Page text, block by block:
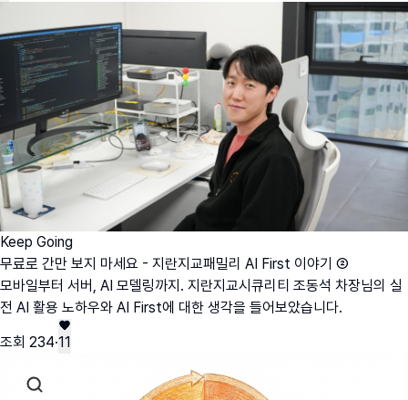
Keep Going
무료로 간만 보지 마세요 - 지란지교패밀리 AI First 이야기 ②
모바일부터 서버, AI 모델링까지. 지란지교시큐리티 조동석 차장님의 실
전 AI 활용 노하우와 AI First에 대한 생각을 들어보았습니다.
조회 234·11